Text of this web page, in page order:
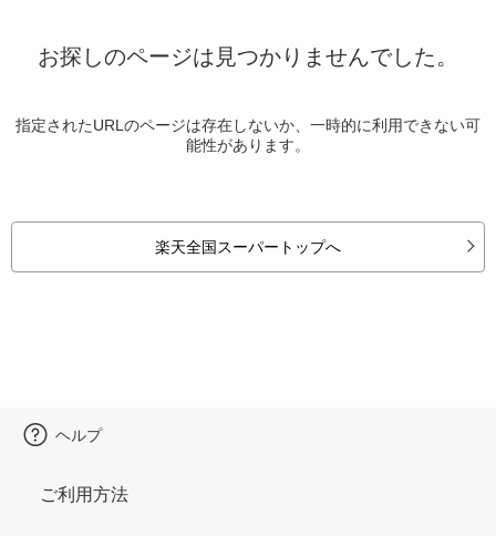
お探しのページは見つかりませんでした。
指定されたURLのページは存在しないか、一時的に利用できない可
能性があります。
楽天全国スーパートップへ
ヘルプ
ご利用方法